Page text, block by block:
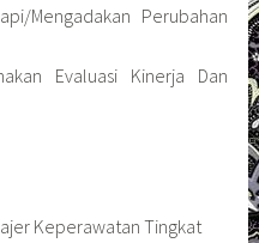
Mengadakan Perubahan
Evaluasi Kinerja Dan
Keperawatan Tingkat